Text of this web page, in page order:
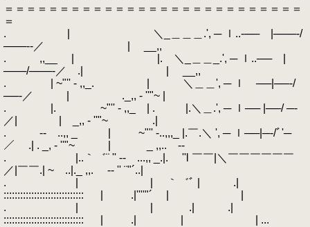
＝＝＝＝＝＝＝＝＝＝＝＝＝＝＝＝＝＝＝＝＝＝＝＝＝＝＝
＝
. | ＼_＿＿＿.', ─ ｌ..‐── |───‐/
───‐‐／ | __,,
. ,,__ | |. ＼_＿＿_.', ─ ｌ..── |
───/───‐／ .| | __,,
. | ~"'' - ,,_. | ＼＿＿', ─ ｌ ──|──‐/
──‐／ | ._,, - ''"~ |
. |. ~"'' - ,,_ | . |.＼＿.', ─ ｌ── |──/ ─‐
／| | _,, - ''"~ .|
. ‐- ..,, _ | ~"'' -..,,,_ |.￣.＼ ', ─ ｌ──|─‐/ﾞ'─
／ .| . _, - ''"~ | _ ,,.. -‐
. |..｀゛¨ '' ‐- ...,, _.|. ''l ￣￣|＼￣￣￣￣￣￣
／|￣￣.| ~ ..|._ ,,. -‐ '' ¨"´..|
. | | ｀゛ﾞ | .|
::::::::::::::::::::::::::::: | .|''''"´ | |
. | | .| .|
::::::::::::::::::::::::::::: | .| | | ...